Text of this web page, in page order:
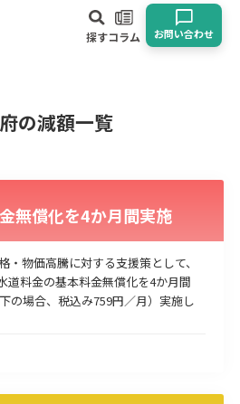
探すコラム お問い合わせ
業
の減額一覧
無償化を4か月間実施
・物価高騰に対する支援策として、
道料金の基本料金無償化を4か月間
の場合、税込み759円／月）実施し